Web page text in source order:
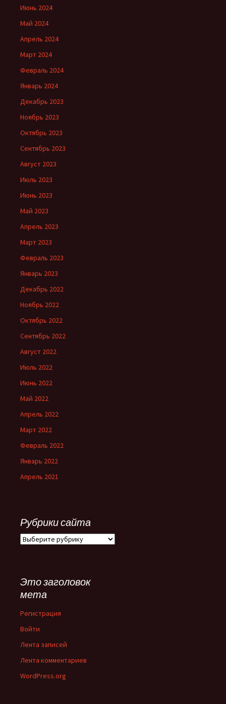
Июнь 2024
Май 2024
Апрель 2024
Март 2024
Февраль 2024
Январь 2024
Декабрь 2023
Ноябрь 2023
Октябрь 2023
Сентябрь 2023
Август 2023
Июль 2023
Июнь 2023
Май 2023
Апрель 2023
Март 2023
Февраль 2023
Январь 2023
Декабрь 2022
Ноябрь 2022
Октябрь 2022
Сентябрь 2022
Август 2022
Июль 2022
Июнь 2022
Май 2022
Апрель 2022
Март 2022
Февраль 2022
Январь 2022
Апрель 2021
Рубрики сайта
Рубрики
Это заголовок
мета
Регистрация
Войти
Лента записей
Лента комментариев
WordPress.org